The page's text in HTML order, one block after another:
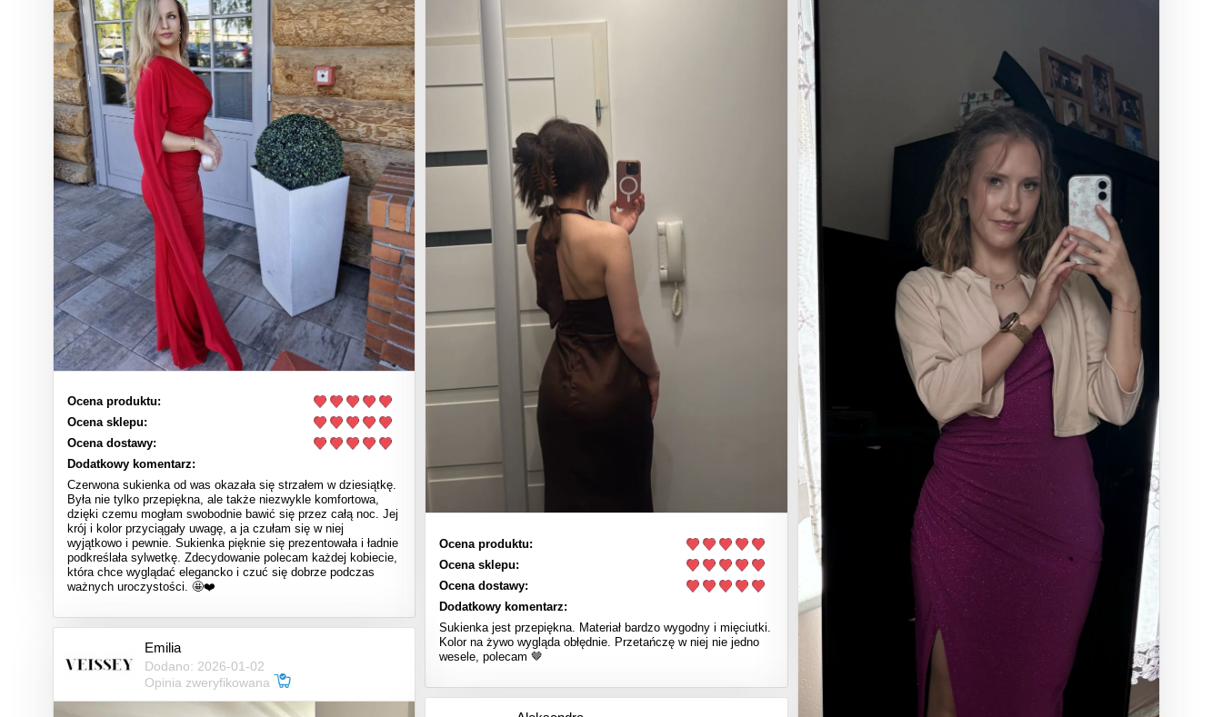
Ocena produktu:
Ocena sklepu:
Ocena dostawy:
Dodatkowy komentarz:
Czerwona sukienka od was okazała się strzałem w dziesiątkę.
Była nie tylko przepiękna, ale także niezwykle komfortowa,
dzięki czemu mogłam swobodnie bawić się przez całą noc. Jej
krój i kolor przyciągały uwagę, a ja czułam się w niej
wyjątkowo i pewnie. Sukienka pięknie się prezentowała i ładnie
podkreślała sylwetkę. Zdecydowanie polecam każdej kobiecie,
która chce wyglądać elegancko i czuć się dobrze podczas
ważnych uroczystości. 🤩❤️
Ocena produktu:
Ocena sklepu:
Ocena dostawy:
Dodatkowy komentarz:
Sukienka jest przepiękna. Materiał bardzo wygodny i mięciutki.
Kolor na żywo wygląda obłędnie. Przetańczę w niej nie jedno
wesele, polecam 🤎
Emilia
Dodano: 2026-01-02
Opinia zweryfikowana